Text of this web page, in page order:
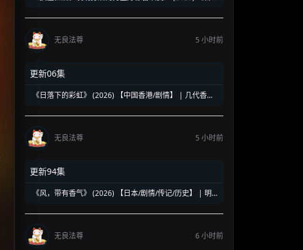
座位引发的直球高甜校园BL
无良法尊
5 小时前
更新06集
《日落下的彩虹》 (2026) 【中国香港/剧情】 | 几代香港
无良法尊 5 小时前
更新94集
《风，带有香气》 (2026) 【日本/剧情/传记/历史】 | 明
醒之路
无良法尊
6 小时前